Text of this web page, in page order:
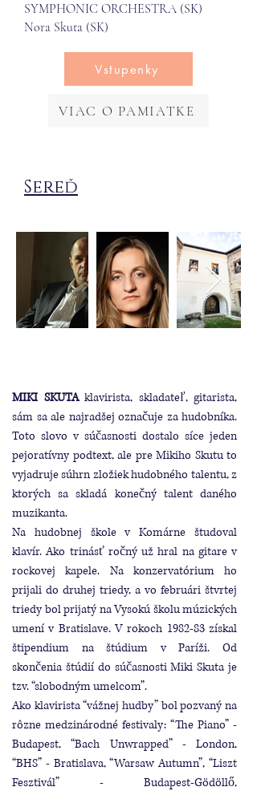
SYMPHONIC ORCHESTRA (SK)
Nora Skuta (SK)
Vstupenky
VIAC O PAMIATKE
Sereď
MIKI SKUTA klavirista, skladateľ, gitarista,
sám sa ale najradšej označuje za hudobníka.
Toto slovo v súčasnosti dostalo síce jeden
pejoratívny podtext, ale pre Mikiho Skutu to
vyjadruje súhrn zložiek hudobného talentu, z
ktorých sa skladá konečný talent daného
muzikanta.
Na hudobnej škole v Komárne študoval
klavír. Ako trinásť ročný už hral na gitare v
rockovej kapele. Na konzervatórium ho
prijali do druhej triedy, a vo februári štvrtej
triedy bol prijatý na Vysokú školu múzických
umení v Bratislave. V rokoch 1982-83 získal
štipendium na štúdium v Paríži. Od
skončenia štúdií do súčasnosti Miki Skuta je
tzv. “slobodným umelcom”.
Ako klavirista “vážnej hudby” bol pozvaný na
rôzne medzinárodné festivaly: “The Piano” -
Budapest, “Bach Unwrapped” - London,
“BHS” - Bratislava, “Warsaw Autumn”, “Liszt
Fesztivál” - Budapest-Gödöllő,